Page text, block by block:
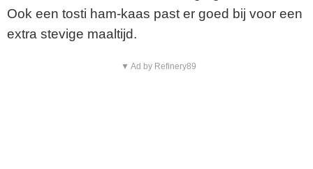
Ook een tosti ham-kaas past er goed bij voor een
extra stevige maaltijd.
▼ Ad by Refinery89